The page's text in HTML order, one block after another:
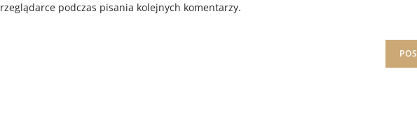
podczas pisania kolejnych komentarzy.